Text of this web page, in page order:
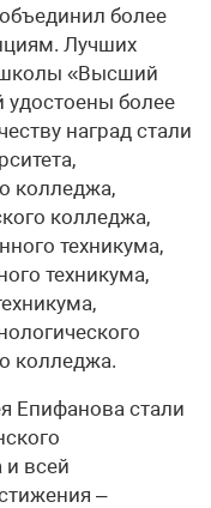
более
Лучших
школы «Высший
более
наград стали
колледжа,
колледжа,
техникума,
техникума,
колледжа.
Епифанова стали
и всей
–